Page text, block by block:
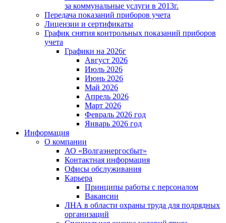
за коммунальные услуги в 2013г.
Передача показаний приборов учета
Лицензии и сертификаты
График снятия контрольных показаний приборов
учета
Графики на 2026г
Август 2026
Июль 2026
Июнь 2026
Май 2026
Апрель 2026
Март 2026
Февраль 2026 год
Январь 2026 год
Информация
О компании
АО «Волгаэнергосбыт»
Контактная информация
Офисы обслуживания
Карьера
Принципы работы с персоналом
Вакансии
ЛНА в области охраны труда для подрядных
организаций